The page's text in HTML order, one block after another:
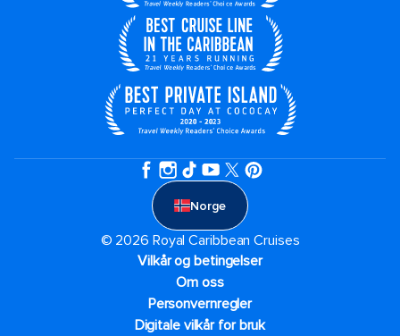
Norge
© 2026 Royal Caribbean Cruises
Vilkår og betingelser
Om oss
Personvernregler
Digitale vilkår for bruk